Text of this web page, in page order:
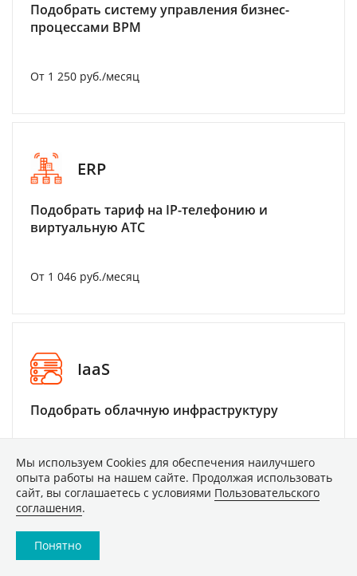
Подобрать систему управления бизнес-
процессами BPM
От 1 250 руб./месяц
ERP
Подобрать тариф на IP-телефонию и
виртуальную АТС
От 1 046 руб./месяц
IaaS
Подобрать облачную инфраструктуру
От 346 руб./месяц
Мы используем Сookies для обеспечения наилучшего
опыта работы на нашем сайте. Продолжая использовать
сайт, вы соглашаетесь с условиями Пользовательского
соглашения.
Понятно